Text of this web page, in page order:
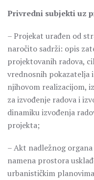
Privredni subjektiuz
– Projekat urađen od
naročito sadrži: opis
projektovanih radova,
vrednosnih pokazatelja
njihovom realizacijom,
za izvođenje radova i
dinamiku izvođenja
projekta;
– Akt nadležnog
namena prostora
urbanističkim